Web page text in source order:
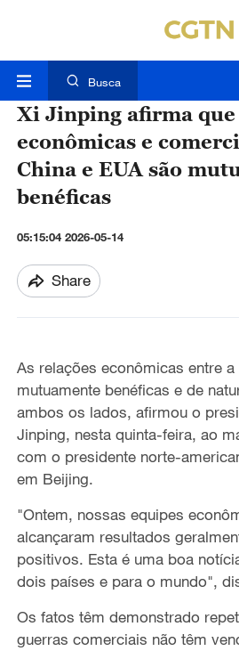
Busca
Xi Jinping afirma que
econômicas e
China e EUA são
benéficas
05:15:04 2026-05-14
Share
As relações econômicas entre a
mutuamente benéficas e de
ambos os lados, afirmou o
Jinping, nesta quinta-feira, ao
com o presidente norte-
em Beijing.
"Ontem, nossas equipes
alcançaram resultados
positivos. Esta é uma boa
dois países e para o mundo",
Os fatos têm demonstrado
guerras comerciais não têm